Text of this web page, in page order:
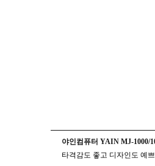
야인컴퓨터 YAIN MJ-1000/
타격감도 좋고 디자인도 예